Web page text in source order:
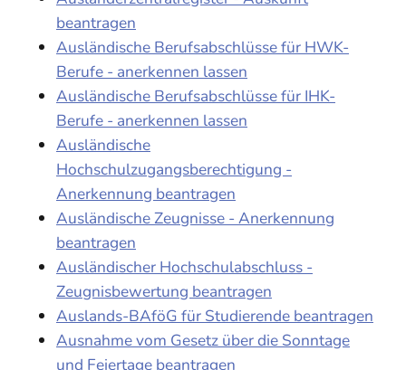
beantragen
Ausländische Berufsabschlüsse für HWK-
Berufe - anerkennen lassen
Ausländische Berufsabschlüsse für IHK-
Berufe - anerkennen lassen
Ausländische
Hochschulzugangsberechtigung -
Anerkennung beantragen
Ausländische Zeugnisse - Anerkennung
beantragen
Ausländischer Hochschulabschluss -
Zeugnisbewertung beantragen
Auslands-BAföG für Studierende beantragen
Ausnahme vom Gesetz über die Sonntage
und Feiertage beantragen